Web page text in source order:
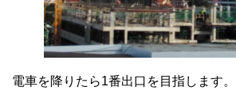
電車を降りたら1番出口を目指します。